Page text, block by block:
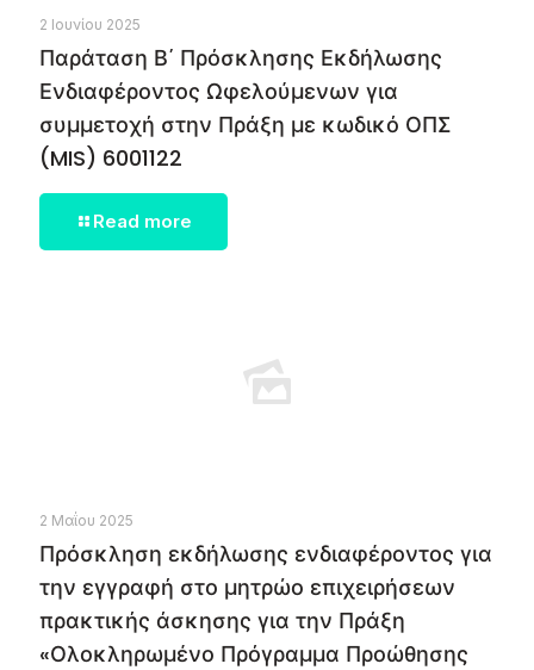
2 Ιουνίου 2025
Παράταση Β΄ Πρόσκλησης Εκδήλωσης
Ενδιαφέροντος Ωφελούμενων για
συμμετοχή στην Πράξη με κωδικό ΟΠΣ
(MIS) 6001122
Read more
2 Μαΐου 2025
Πρόσκληση εκδήλωσης ενδιαφέροντος για
την εγγραφή στο μητρώο επιχειρήσεων
πρακτικής άσκησης για την Πράξη
«Ολοκληρωμένο Πρόγραμμα Προώθησης